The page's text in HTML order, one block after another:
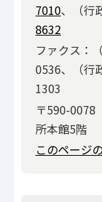
7010、（行
8632
ファクス：
0536、（行
1303
〒590-
所本館5階
このページ